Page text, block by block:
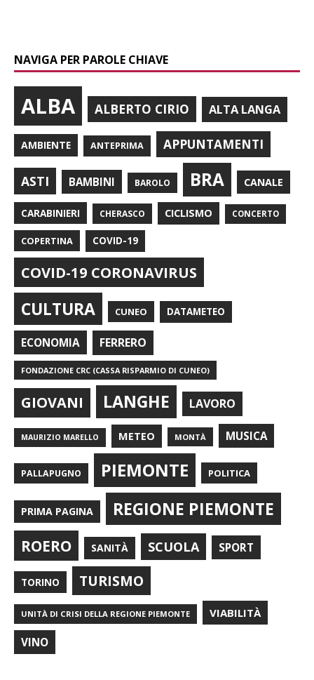
NAVIGA PER PAROLE CHIAVE
ALBA ALBERTO CIRIO ALTA LANGA
AMBIENTE ANTEPRIMA APPUNTAMENTI
ASTI BAMBINI BAROLO BRA CANALE
CARABINIERI CHERASCO CICLISMO CONCERTO
COPERTINA COVID-19
COVID-19 CORONAVIRUS
CULTURA CUNEO DATAMETEO
ECONOMIA FERRERO
FONDAZIONE CRC (CASSA RISPARMIO DI CUNEO)
GIOVANI LANGHE LAVORO
MAURIZIO MARELLO METEO MONTÀ MUSICA
PALLAPUGNO PIEMONTE POLITICA
PRIMA PAGINA REGIONE PIEMONTE
ROERO SANITÀ SCUOLA SPORT
TORINO TURISMO
UNITÀ DI CRISI DELLA REGIONE PIEMONTE VIABILITÀ
VINO